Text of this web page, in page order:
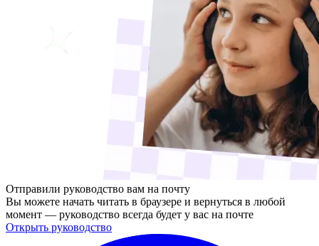
Отправили руководство вам на почту
Вы можете начать читать в браузере и вернуться в любой
момент — руководство всегда будет у вас на почте
Открыть руководство